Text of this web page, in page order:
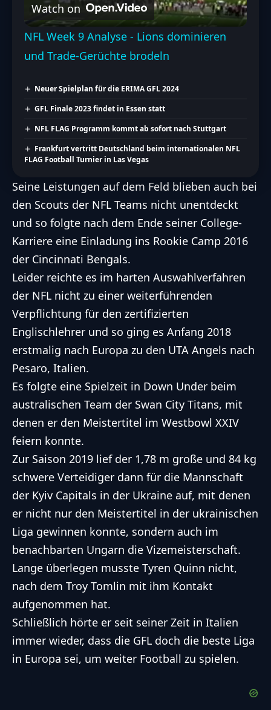
Video
Watch on
NFL Week 9 Analyse - Lions dominieren
und Trade-Gerüchte brodeln
Neuer Spielplan für die ERIMA GFL 2024
GFL Finale 2023 findet in Essen statt
NFL FLAG Programm kommt ab sofort nach Stuttgart
Frankfurt vertritt Deutschland beim internationalen NFL
FLAG Football Turnier in Las Vegas
Seine Leistungen auf dem Feld blieben auch bei
den Scouts der NFL Teams nicht unentdeckt
und so folgte nach dem Ende seiner College-
Karriere eine Einladung ins Rookie Camp 2016
der Cincinnati Bengals.
Leider reichte es im harten Auswahlverfahren
der NFL nicht zu einer weiterführenden
Verpflichtung für den zertifizierten
Englischlehrer und so ging es Anfang 2018
erstmalig nach Europa zu den UTA Angels nach
Pesaro, Italien.
Es folgte eine Spielzeit in Down Under beim
australischen Team der Swan City Titans, mit
denen er den Meistertitel im Westbowl XXIV
feiern konnte.
Zur Saison 2019 lief der 1,78 m große und 84 kg
schwere Verteidiger dann für die Mannschaft
der Kyiv Capitals in der Ukraine auf, mit denen
er nicht nur den Meistertitel in der ukrainischen
Liga gewinnen konnte, sondern auch im
benachbarten Ungarn die Vizemeisterschaft.
Lange überlegen musste Tyren Quinn nicht,
nach dem Troy Tomlin mit ihm Kontakt
aufgenommen hat.
Schließlich hörte er seit seiner Zeit in Italien
immer wieder, dass die GFL doch die beste Liga
in Europa sei, um weiter Football zu spielen.